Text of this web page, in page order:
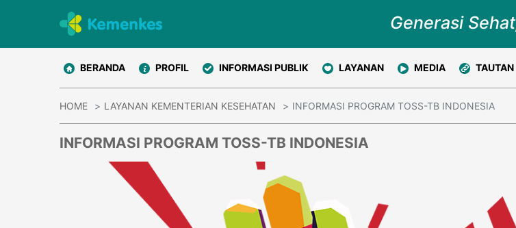
Generasi
BERANDA PROFIL INFORMASI PUBLIK LAYANAN MEDIA TAUTAN
HOME LAYANAN KEMENTERIAN KESEHATAN INFORMASI PROGRAM TOSS-TB INDONESIA
INFORMASI PROGRAM TOSS-TB INDONESIA